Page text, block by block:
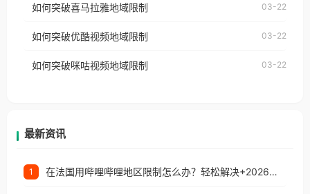
台湾、美国、加拿大、澳大利亚、欧洲等国家和地区
权限制所困扰。
制问题，且仅能在中国大陆地区播放。 遇到这个问题
户收听网易云音乐地区版权限制」的问题，无论人在
如何突破喜马拉雅地域限制 03-22
如何突破优酷视频地域限制 03-22
如何突破咪咕视频地域限制 03-22
最新资讯
1 在法国用哔哩哔哩地区限制怎么办？轻松解决+2026世界杯看球攻略